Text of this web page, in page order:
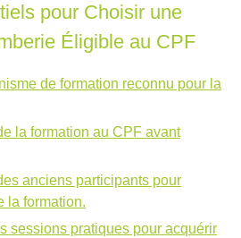
pour Choisir une
Éligible au CPF
de formation reconnu pour la
la formation au CPF avant
anciens participants pour
la formation.
sessions pratiques pour acquérir